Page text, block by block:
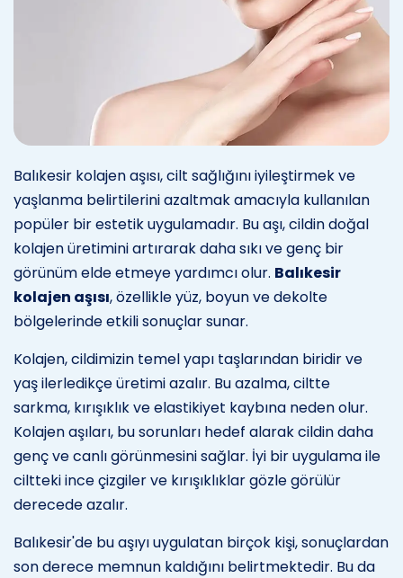
Balıkesir kolajen aşısı, cilt sağlığını iyileştirmek ve
yaşlanma belirtilerini azaltmak amacıyla kullanılan
popüler bir estetik uygulamadır. Bu aşı, cildin doğal
kolajen üretimini artırarak daha sıkı ve genç bir
görünüm elde etmeye yardımcı olur. Balıkesir
kolajen aşısı, özellikle yüz, boyun ve dekolte
bölgelerinde etkili sonuçlar sunar.
Kolajen, cildimizin temel yapı taşlarından biridir ve
yaş ilerledikçe üretimi azalır. Bu azalma, ciltte
sarkma, kırışıklık ve elastikiyet kaybına neden olur.
Kolajen aşıları, bu sorunları hedef alarak cildin daha
genç ve canlı görünmesini sağlar. İyi bir uygulama ile
ciltteki ince çizgiler ve kırışıklıklar gözle görülür
derecede azalır.
Balıkesir'de bu aşıyı uygulatan birçok kişi, sonuçlardan
son derece memnun kaldığını belirtmektedir. Bu da